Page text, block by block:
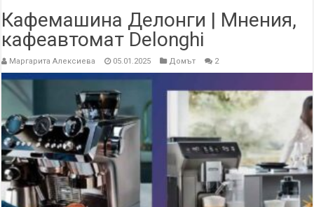
Кафемашина Делонги | Мнения,
кафеавтомат Delonghi
Маргарита Алексиева 05.01.2025 Домът 2